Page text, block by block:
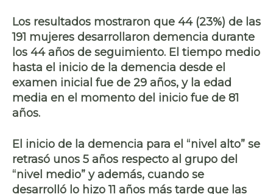
Los resultados mostraron que 44 (23%) de las
191 mujeres desarrollaron demencia durante
los 44 años de seguimiento. El tiempo medio
hasta el inicio de la demencia desde el
examen inicial fue de 29 años, y la edad
media en el momento del inicio fue de 81
años.
El inicio de la demencia para el “nivel alto” se
retrasó unos 5 años respecto al grupo del
“nivel medio” y además, cuando se
desarrolló lo hizo 11 años más tarde que las